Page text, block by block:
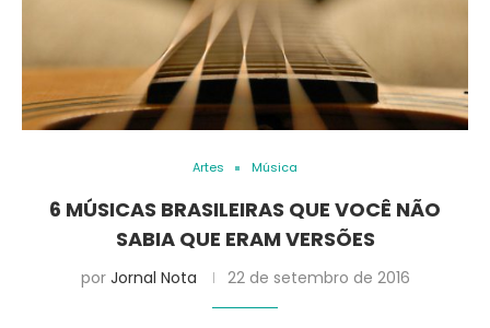
Artes Música
6 MÚSICAS BRASILEIRAS QUE VOCÊ NÃO
SABIA QUE ERAM VERSÕES
por Jornal Nota 22 de setembro de 2016